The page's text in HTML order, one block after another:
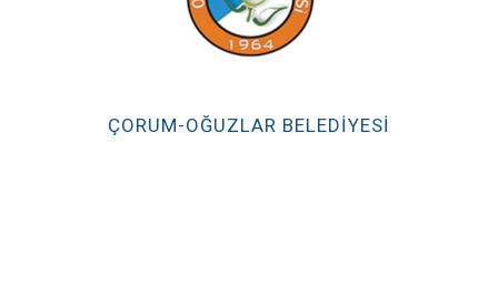
ÇORUM-OĞUZLAR BELEDİYESİ